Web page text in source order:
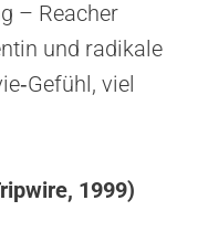
– Reacher
und radikale
viel
1999)